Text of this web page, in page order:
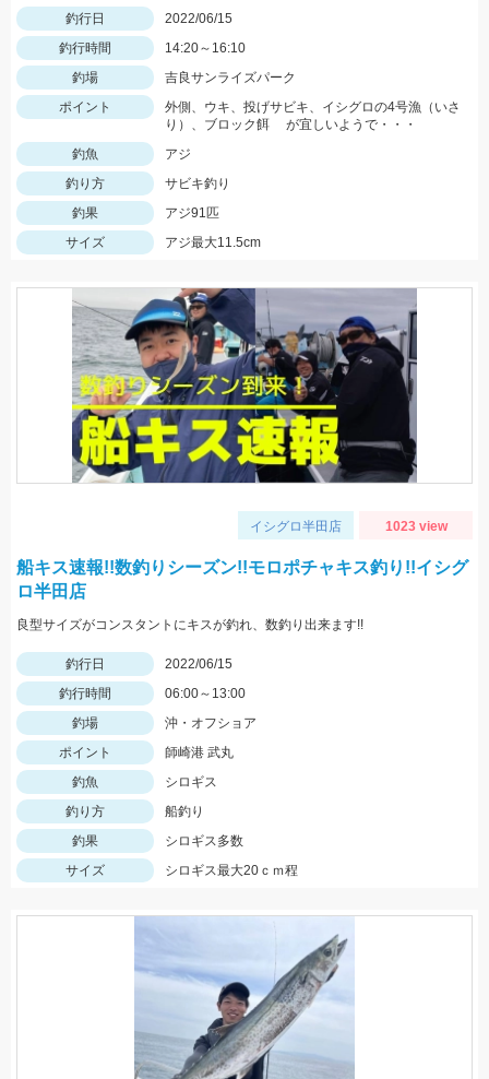
釣行日
2022/06/15
釣行時間
14:20～16:10
釣場
吉良サンライズパーク
ポイント
外側、ウキ、投げサビキ、イシグロの4号漁（いさ
り）、ブロック餌 が宜しいようで・・・
釣魚
アジ
釣り方
サビキ釣り
釣果
アジ91匹
サイズ
アジ最大11.5cm
イシグロ半田店 1023 view
船キス速報!!数釣りシーズン!!モロポチャキス釣り!!イシグ
ロ半田店
良型サイズがコンスタントにキスが釣れ、数釣り出来ます!!
釣行日
2022/06/15
釣行時間
06:00～13:00
釣場
沖・オフショア
ポイント
師崎港 武丸
釣魚
シロギス
釣り方
船釣り
釣果
シロギス多数
サイズ
シロギス最大20ｃｍ程